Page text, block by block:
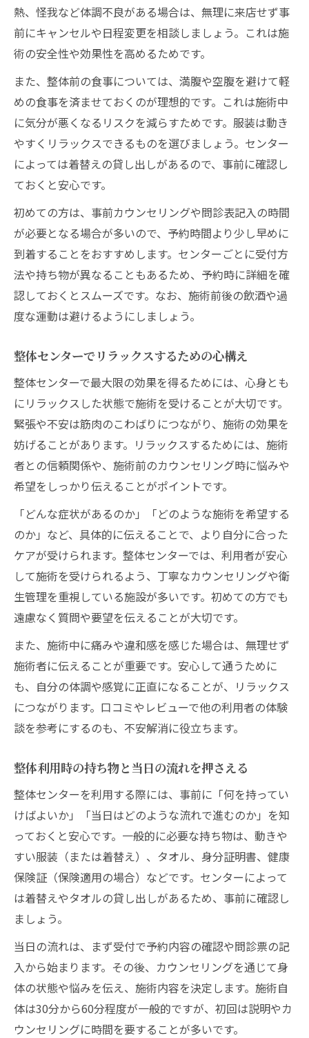
熱、怪我など体調不良がある場合は、無理に来店せず事
前にキャンセルや日程変更を相談しましょう。これは施
術の安全性や効果性を高めるためです。
また、整体前の食事については、満腹や空腹を避けて軽
めの食事を済ませておくのが理想的です。これは施術中
に気分が悪くなるリスクを減らすためです。服装は動き
やすくリラックスできるものを選びましょう。センター
によっては着替えの貸し出しがあるので、事前に確認し
ておくと安心です。
初めての方は、事前カウンセリングや問診表記入の時間
が必要となる場合が多いので、予約時間より少し早めに
到着することをおすすめします。センターごとに受付方
法や持ち物が異なることもあるため、予約時に詳細を確
認しておくとスムーズです。なお、施術前後の飲酒や過
度な運動は避けるようにしましょう。
整体センターでリラックスするための心構え
整体センターで最大限の効果を得るためには、心身とも
にリラックスした状態で施術を受けることが大切です。
緊張や不安は筋肉のこわばりにつながり、施術の効果を
妨げることがあります。リラックスするためには、施術
者との信頼関係や、施術前のカウンセリング時に悩みや
希望をしっかり伝えることがポイントです。
「どんな症状があるのか」「どのような施術を希望する
のか」など、具体的に伝えることで、より自分に合った
ケアが受けられます。整体センターでは、利用者が安心
して施術を受けられるよう、丁寧なカウンセリングや衛
生管理を重視している施設が多いです。初めての方でも
遠慮なく質問や要望を伝えることが大切です。
また、施術中に痛みや違和感を感じた場合は、無理せず
施術者に伝えることが重要です。安心して通うために
も、自分の体調や感覚に正直になることが、リラックス
につながります。口コミやレビューで他の利用者の体験
談を参考にするのも、不安解消に役立ちます。
整体利用時の持ち物と当日の流れを押さえる
整体センターを利用する際には、事前に「何を持ってい
けばよいか」「当日はどのような流れで進むのか」を知
っておくと安心です。一般的に必要な持ち物は、動きや
すい服装（または着替え）、タオル、身分証明書、健康
保険証（保険適用の場合）などです。センターによって
は着替えやタオルの貸し出しがあるため、事前に確認し
ましょう。
当日の流れは、まず受付で予約内容の確認や問診票の記
入から始まります。その後、カウンセリングを通じて身
体の状態や悩みを伝え、施術内容を決定します。施術自
体は30分から60分程度が一般的ですが、初回は説明やカ
ウンセリングに時間を要することが多いです。